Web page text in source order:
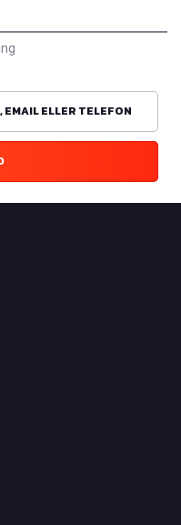
ELLER TELEFON